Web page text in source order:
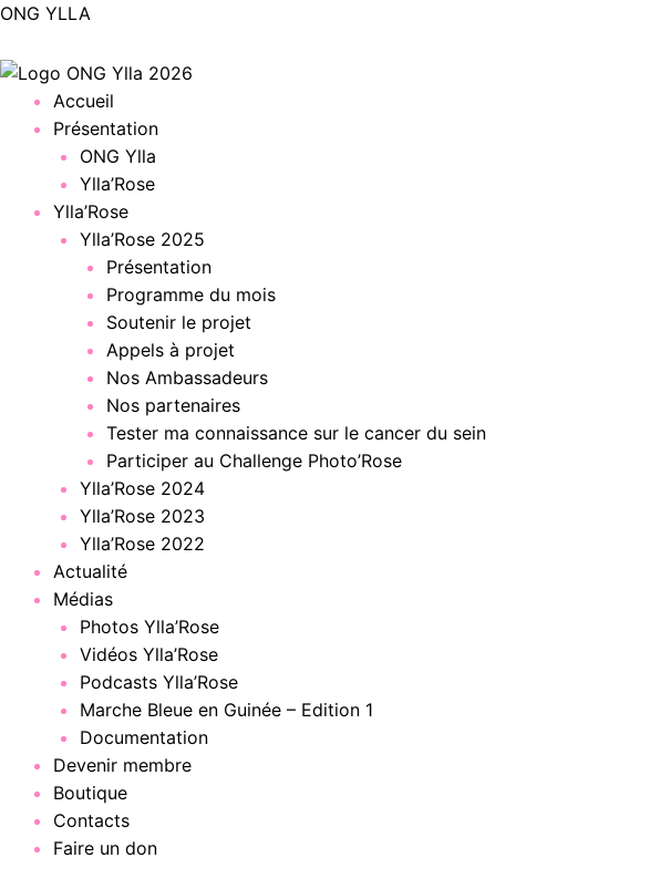
Aller
contenu
ONG YLLA
Menu Accueil
Présentation
ONG Ylla
Ylla’Rose
Ylla’Rose
Ylla’Rose 2025
Présentation
Programme du mois
Soutenir le projet
Appels à projet
Nos Ambassadeurs
Nos partenaires
Tester ma connaissance sur le cancer du sein
Participer au Challenge Photo’Rose
Ylla’Rose 2024
Ylla’Rose 2023
Ylla’Rose 2022
Actualité
Médias
Photos Ylla’Rose
Vidéos Ylla’Rose
Podcasts Ylla’Rose
Marche Bleue en Guinée – Edition 1
Documentation
Devenir membre
Boutique
Contacts
Faire un don